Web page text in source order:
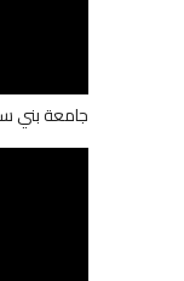
جامعة بني